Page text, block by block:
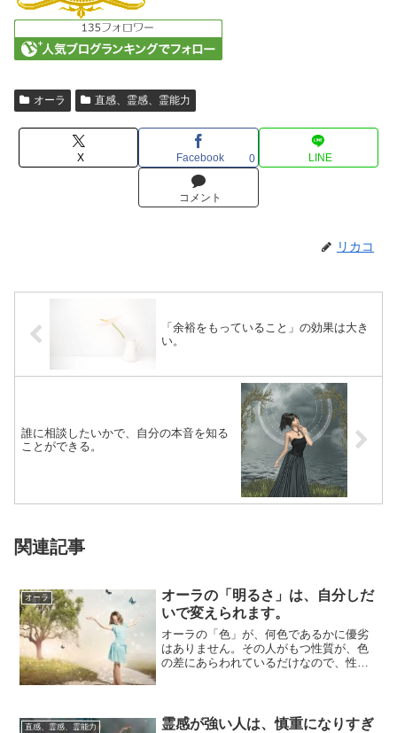
オーラ 直感、霊感、霊能力
X Facebook 0 LINE
コメント
リカコ
「余裕をもっていること」の効果は大き
い。
誰に相談したいかで、自分の本音を知る
ことができる。
関連記事
オーラ
オーラの「明るさ」は、自分しだ
いで変えられます。
オーラの「色」が、何色であるかに優劣
はありません。その人がもつ性質が、色
の差にあらわれているだけなので、性質
直感、霊感、霊能力
霊感が強い人は、慎重になりすぎ